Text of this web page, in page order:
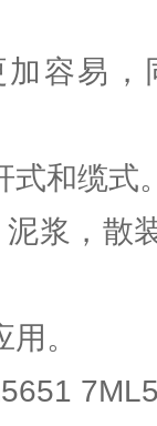
容易，
式和缆式
浆，散
。